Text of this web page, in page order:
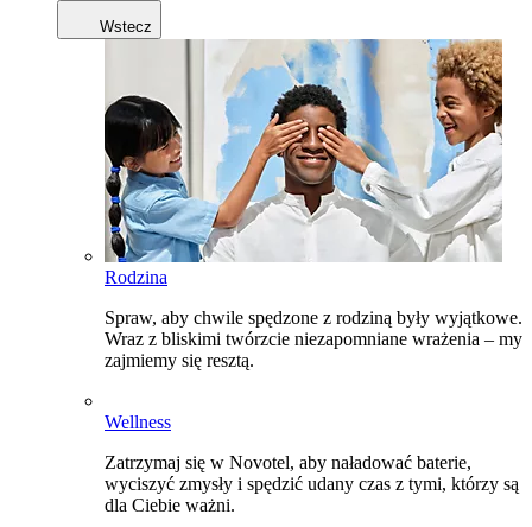
Wstecz
Rodzina
Spraw, aby chwile spędzone z rodziną były wyjątkowe.
Wraz z bliskimi twórzcie niezapomniane wrażenia – my
zajmiemy się resztą.
Wellness
Zatrzymaj się w Novotel, aby naładować baterie,
wyciszyć zmysły i spędzić udany czas z tymi, którzy są
dla Ciebie ważni.